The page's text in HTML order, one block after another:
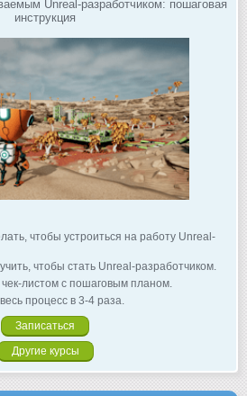
Unreal-разработчиком: пошаговая
инструкция
чтобы устроиться на работу Unreal-
чтобы стать Unreal-разработчиком.
листом с пошаговым планом.
процесс в 3-4 раза.
Записаться
Другие курсы